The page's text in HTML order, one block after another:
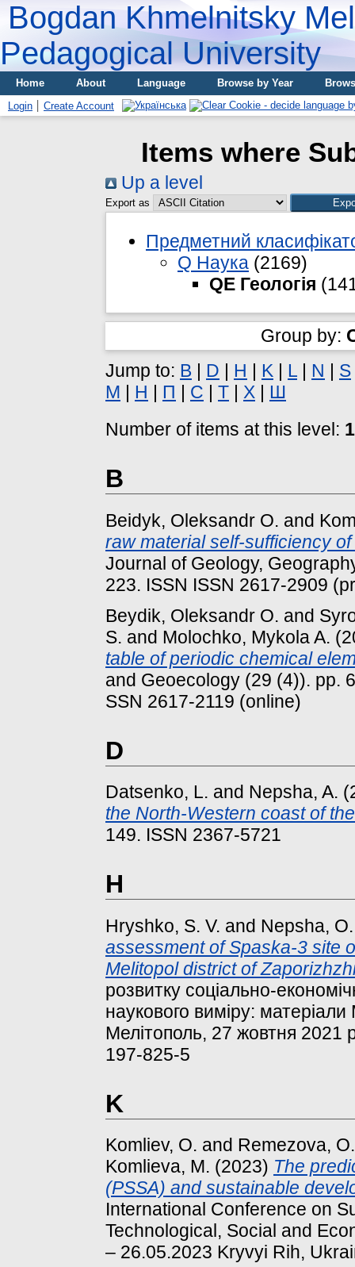
Bogdan Khmelnitsky
Pedagogical University
Home About Language Browse by Year
Login
Create Account
Items where
Up a level
Export as
Предметний
Q Наука (2169)
QE Геологія
Group by:
Jump to: B D H K L N S
М
Н П С Т Х
Ш
Number of items at this level:
B
Beidyk, Oleksandr O. and
raw material self-sufficiency
Journal of Geology,
223. ISSN ISSN 2617-2909
Beydik, Oleksandr O. and
S. and Molochko, Mykola A.
table of periodic chemical
and Geoecology (29 (4)). pp.
SSN 2617-2119 (online)
D
Datsenko, L. and Nepsha, A.
the North-Western coast of
149. ISSN 2367-5721
H
Hryshko, S. V. and Nepsha, О.
assessment of Spaska-3 site
Melitopol district of
розвитку соціально-
наукового виміру:
Мелітополь, 27 жовтня
197-825-5
K
Komliev, O. and Remezova, O.
Komlieva, M. (2023) The
(PSSA) and sustainable
International Conference on
Technological, Social and
– 26.05.2023 Kryvyi Rih,